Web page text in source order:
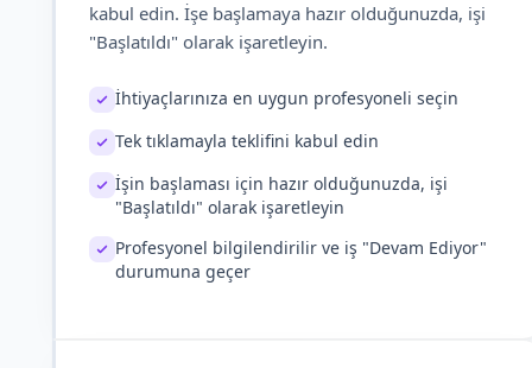
kabul edin. İşe başlamaya hazır olduğunuzda, işi
"Başlatıldı" olarak işaretleyin.
İhtiyaçlarınıza en uygun profesyoneli seçin
Tek tıklamayla teklifini kabul edin
İşin başlaması için hazır olduğunuzda, işi
"Başlatıldı" olarak işaretleyin
Profesyonel bilgilendirilir ve iş "Devam Ediyor"
durumuna geçer